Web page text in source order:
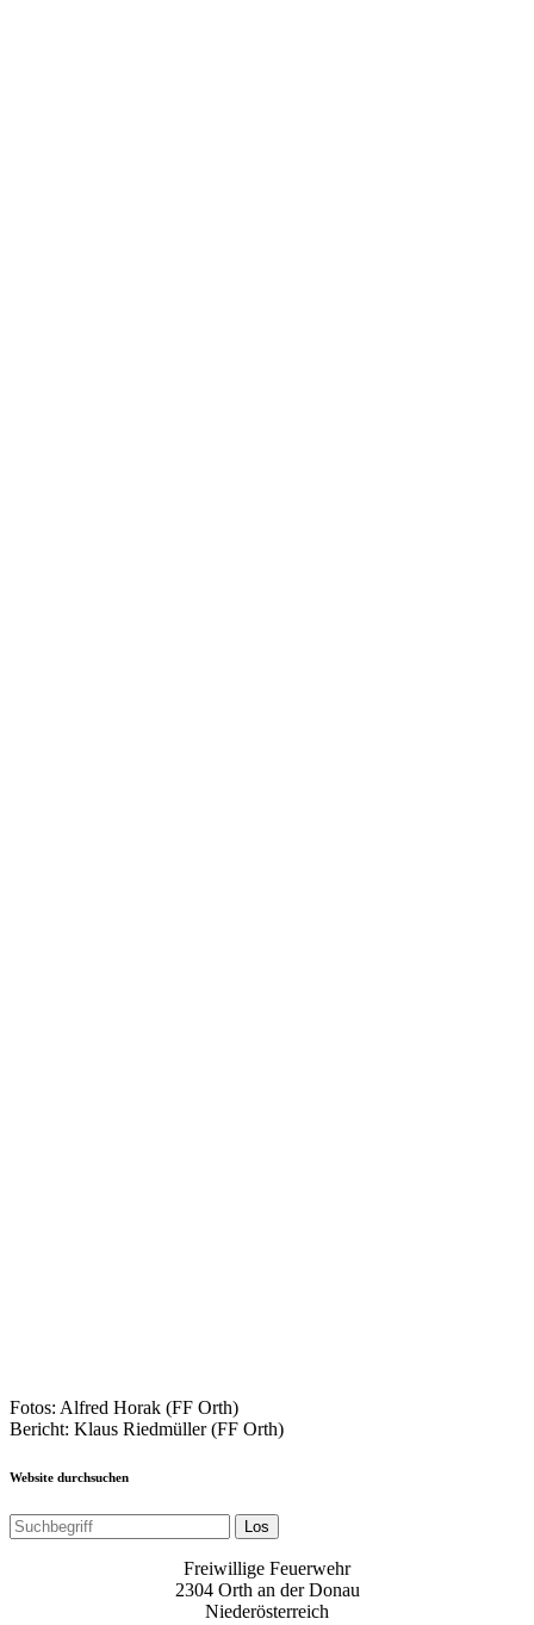
Fotos: Alfred Horak (FF Orth)
Bericht: Klaus Riedmüller (FF Orth)
Website durchsuchen
Los
Freiwillige Feuerwehr
2304 Orth an der Donau
Niederösterreich